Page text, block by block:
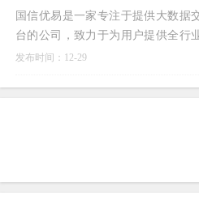
国信优易是一家专注于提供大数据
台的公司，致力于为用户提供全行
据服务。其主要领域涵盖金融征信
发布时间：12-29